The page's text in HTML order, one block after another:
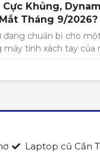
Cực Khủng,
Tháng 9/2026?
chuẩn bị cho
máy tính xách tay của
Laptop cũ Cần